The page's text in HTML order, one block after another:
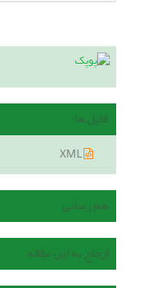
فایل ها
هم رسانی
ارجاع به این مقاله